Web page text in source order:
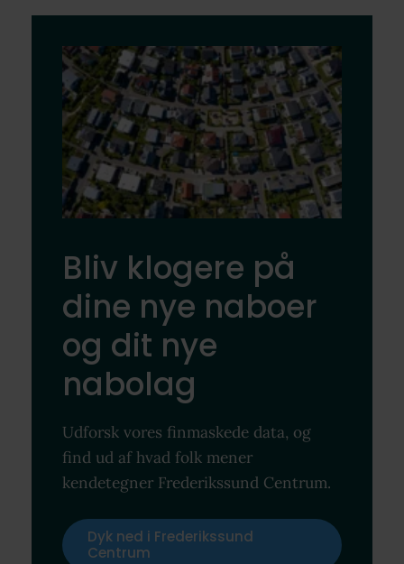
Bliv klogere på
dine nye naboer
og dit nye
nabolag
Udforsk vores finmaskede data, og
find ud af hvad folk mener
kendetegner Frederikssund Centrum.
Dyk ned i Frederikssund
Centrum